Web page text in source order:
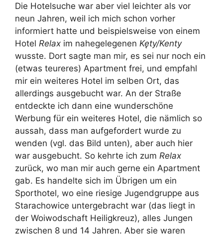
Die Hotelsuche war aber viel leichter als vor
neun Jahren, weil ich mich schon vorher
informiert hatte und beispielsweise von einem
Hotel Relax im nahegelegenen Kęty/Kenty
wusste. Dort sagte man mir, es sei nur noch ein
(etwas teureres) Apartment frei, und empfahl
mir ein weiteres Hotel im selben Ort, das
allerdings ausgebucht war. An der Straße
entdeckte ich dann eine wunderschöne
Werbung für ein weiteres Hotel, die nämlich so
aussah, dass man aufgefordert wurde zu
wenden (vgl. das Bild unten), aber auch hier
war ausgebucht. So kehrte ich zum Relax
zurück, wo man mir auch gerne ein Apartment
gab. Es handelte sich im Übrigen um ein
Sporthotel, wo eine riesige Jugendgruppe aus
Starachowice untergebracht war (das liegt in
der Woiwodschaft Heiligkreuz), alles Jungen
zwischen 8 und 14 Jahren. Aber sie waren